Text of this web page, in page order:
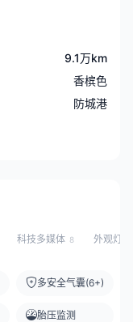
9.1万km
香槟色
防城港
科技多媒体 8 外观灯
多安全气囊(6+)
胎压监测